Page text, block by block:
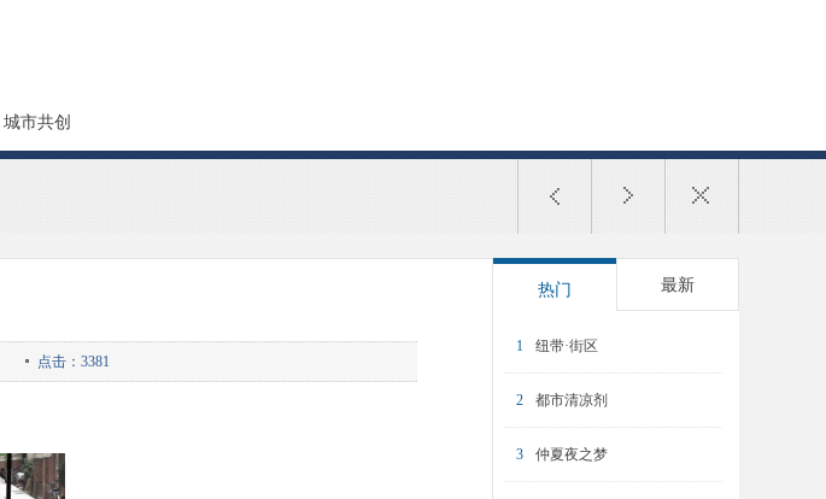
城市共创
点击：3381
热门 最新
1 纽带·街区
2 都市清凉剂
3 仲夏夜之梦